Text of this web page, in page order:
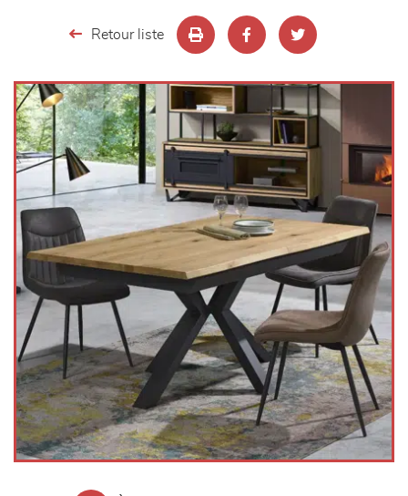
chambres et dressing
literie
décoration
Retour liste